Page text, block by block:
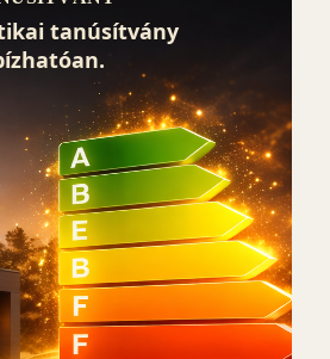
tanúsítvány